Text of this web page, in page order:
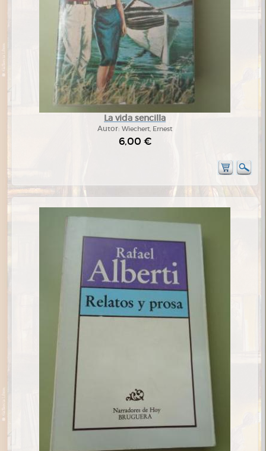
La vida sencilla
Autor: Wiechert, Ernest
6,00 €